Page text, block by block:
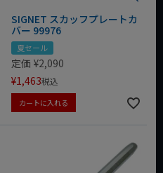
SIGNET スカッフプレートカ
バー 99976
夏セール
定価 ¥2,090
¥1,463税込
カートに入れる